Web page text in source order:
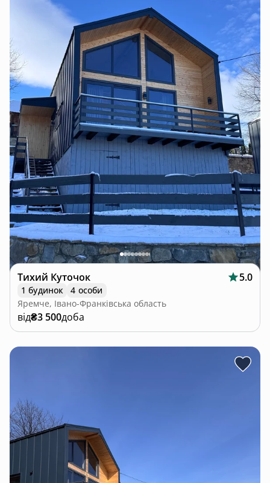
Тихий Куточок 5.0
1 будинок
4 особи
Яремче, Івано-Франківська область
від₴3 500доба